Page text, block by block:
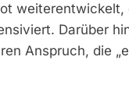
Darüber
Anspruch, die